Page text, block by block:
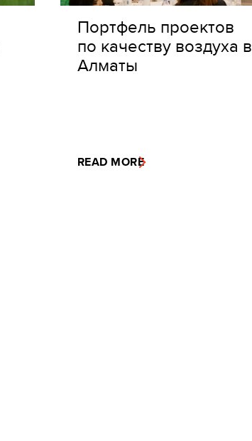
Портфель проектов
по качеству воздуха в
Алматы
READ MORE